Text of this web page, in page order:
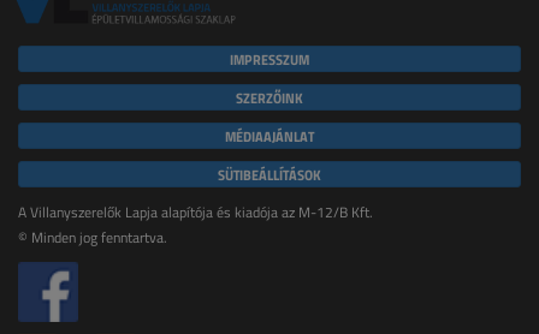
IMPRESSZUM
SZERZŐINK
MÉDIAAJÁNLAT
SÜTIBEÁLLÍTÁSOK
A Villanyszerelők Lapja alapítója és kiadója az M-12/B Kft.
© Minden jog fenntartva.